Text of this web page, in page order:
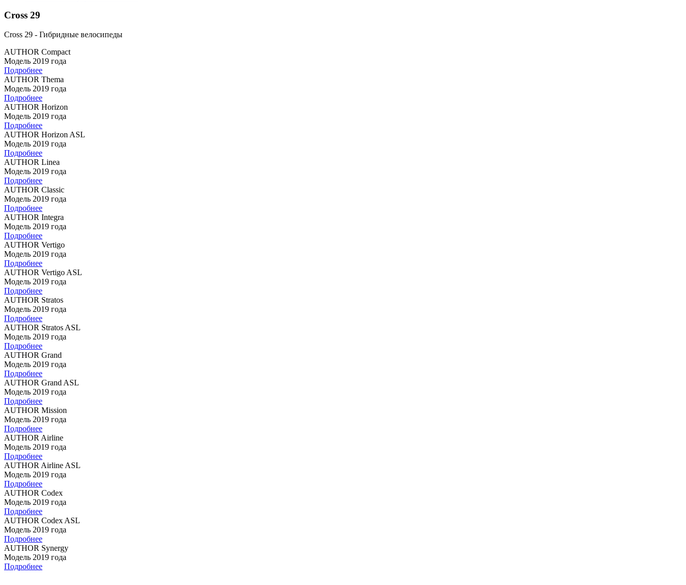
Cross 29
Cross 29 - Гибридные велосипеды
AUTHOR Compact
Модель 2019 года
Подробнее
AUTHOR Thema
Модель 2019 года
Подробнее
AUTHOR Horizon
Модель 2019 года
Подробнее
AUTHOR Horizon ASL
Модель 2019 года
Подробнее
AUTHOR Linea
Модель 2019 года
Подробнее
AUTHOR Classic
Модель 2019 года
Подробнее
AUTHOR Integra
Модель 2019 года
Подробнее
AUTHOR Vertigo
Модель 2019 года
Подробнее
AUTHOR Vertigo ASL
Модель 2019 года
Подробнее
AUTHOR Stratos
Модель 2019 года
Подробнее
AUTHOR Stratos ASL
Модель 2019 года
Подробнее
AUTHOR Grand
Модель 2019 года
Подробнее
AUTHOR Grand ASL
Модель 2019 года
Подробнее
AUTHOR Mission
Модель 2019 года
Подробнее
AUTHOR Airline
Модель 2019 года
Подробнее
AUTHOR Airline ASL
Модель 2019 года
Подробнее
AUTHOR Codex
Модель 2019 года
Подробнее
AUTHOR Codex ASL
Модель 2019 года
Подробнее
AUTHOR Synergy
Модель 2019 года
Подробнее